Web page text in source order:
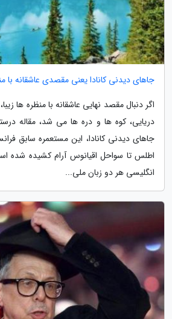
جاهای دیدنی کانادا یعنی مقصدی عاشقانه با
اگر دنبال مقصد نهایی عاشقانه با منظره ها
دریایی، کوه ها و دره ها می شد، مقاله
جاهای دیدنی کانادا، این مستعمره سابق
اطلس تا سواحل اقیانوس آرام کشیده شده
انگلیسی هر دو زبان ملی...